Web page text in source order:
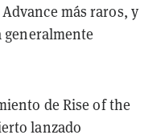
más raros, y
generalmente
de Rise of the
lanzado